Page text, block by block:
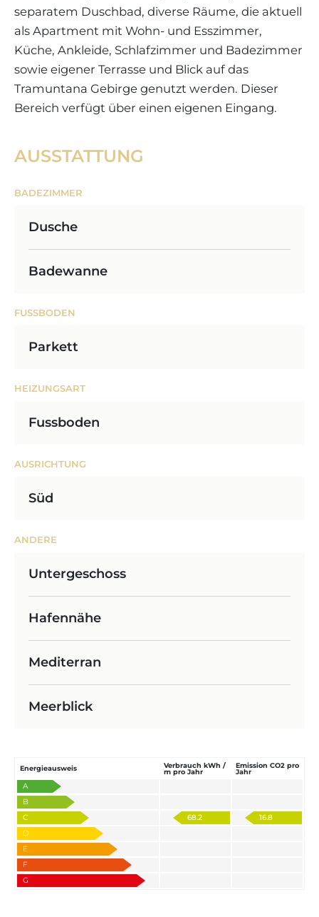
separatem Duschbad, diverse Räume, die aktuell
als Apartment mit Wohn- und Esszimmer,
Küche, Ankleide, Schlafzimmer und Badezimmer
sowie eigener Terrasse und Blick auf das
Tramuntana Gebirge genutzt werden. Dieser
Bereich verfügt über einen eigenen Eingang.
AUSSTATTUNG
BADEZIMMER
Dusche
Badewanne
FUSSBODEN
Parkett
HEIZUNGSART
Fussboden
AUSRICHTUNG
Süd
ANDERE
Untergeschoss
Hafennähe
Mediterran
Meerblick
Energieausweis
Verbrauch kWh /
m pro Jahr
Emission CO2 pro
Jahr
A
B
C
68.2
16.8
D
E
F
G